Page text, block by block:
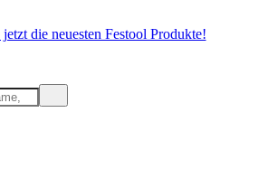
die neuesten Festool Produkte!